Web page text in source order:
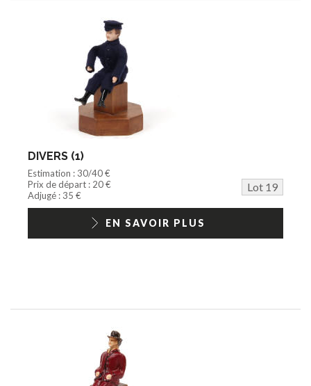
DIVERS (1)
Estimation : 30/40 €
Prix de départ : 20 €
Lot 19
Adjugé : 35 €
EN SAVOIR PLUS